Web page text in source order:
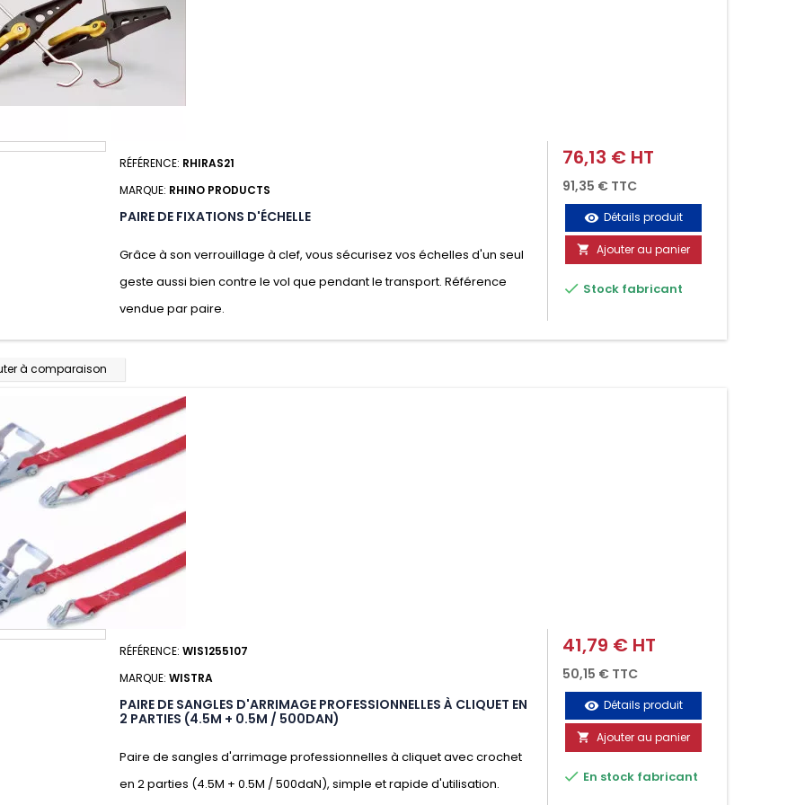
RÉFÉRENCE: RHIRAS21
MARQUE: RHINO PRODUCTS
PAIRE DE FIXATIONS D'ÉCHELLE
Grâce à son verrouillage à clef, vous sécurisez vos échelles d'un seul
geste aussi bien contre le vol que pendant le transport. Référence
vendue par paire.
Prix
76,13 € HT
91,35 € TTC
visibility Détails produit
 Ajouter au panier
 Stock fabricant
à comparaison
RÉFÉRENCE:WIS1255107
MARQUE:WISTRA
PAIRE DE SANGLES D'ARRIMAGE PROFESSIONNELLES À CLIQUET EN
2 PARTIES (4.5M + 0.5M / 500DAN)
Paire de sangles d'arrimage professionnelles à cliquet avec crochet
en 2 parties (4.5M + 0.5M / 500daN), simple et rapide d'utilisation.
Prix
41,79 € HT
50,15 € TTC
visibility Détails produit
 Ajouter au panier
 En stock fabricant